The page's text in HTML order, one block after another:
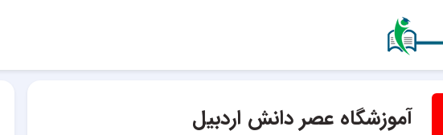
آموزشگاه عصر دانش اردبیل